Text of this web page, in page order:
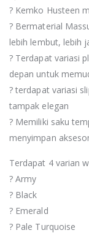
? Kemko Husteen
? Bermaterial
lebih lembut, lebih
? Terdapat variasi
depan untuk
? terdapat variasi
tampak elegan
? Memiliki saku
menyimpan
Terdapat 4 varian
? Army
? Black
? Emerald
? Pale Turquoise